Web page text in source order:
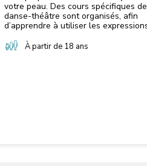
votre peau. Des cours spécifiques de
danse-théâtre sont organisés, afin
d’apprendre à utiliser les
sortir, mais aussi apprendre à être soi-
même dans un groupe ou
À partir de 18 ans